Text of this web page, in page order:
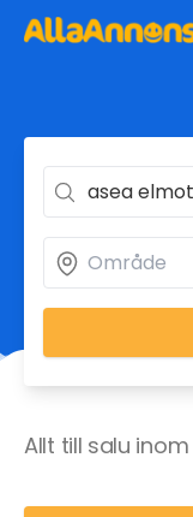
Allt till salu inom